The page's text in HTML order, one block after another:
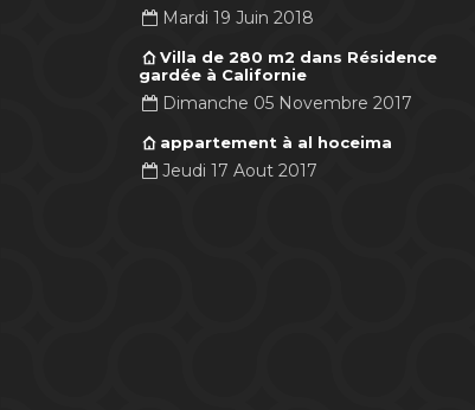
Mardi 19 Juin 2018
Villa de 280 m2 dans Résidence
gardée à Californie
Dimanche 05 Novembre 2017
appartement à al hoceima
Jeudi 17 Aout 2017